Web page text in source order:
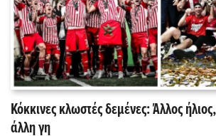
Κόκκινες κλωστές δεμένες: Άλλος
άλλη γη